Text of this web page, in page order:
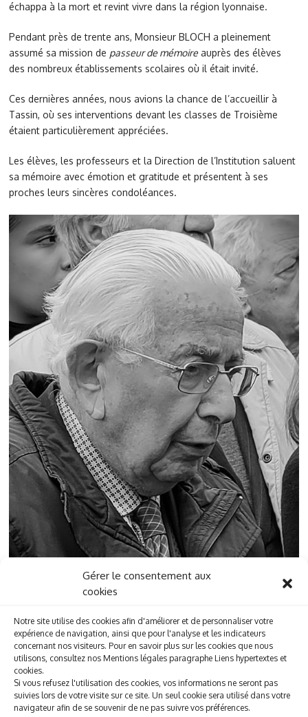
Gérer le consentement aux
cookies
Notre site utilise des cookies afin d'améliorer et de personnaliser votre
expérience de navigation, ainsi que pour l'analyse et les indicateurs
concernant nos visiteurs. Pour en savoir plus sur les cookies que nous
utilisons, consultez nos Mentions légales paragraphe Liens hypertextes et
cookies.
Si vous refusez l'utilisation des cookies, vos informations ne seront pas
suivies lors de votre visite sur ce site. Un seul cookie sera utilisé dans votre
navigateur afin de se souvenir de ne pas suivre vos préférences.
échappa à la mort et revint vivre dans la région lyonnaise.
Pendant près de trente ans, Monsieur BLOCH a pleinement
assumé sa mission de passeur de mémoireauprès des élèves
des nombreux établissements scolaires où il était invité.
Ces dernières années, nous avions la chance de l’accueillir à
Tassin, où ses interventions devant les classes de Troisième
étaient particulièrement appréciées.
Les élèves, les professeurs et la Direction de l’Institution saluent
sa mémoire avec émotion et gratitude et présentent à ses
proches leurs sincères condoléances.